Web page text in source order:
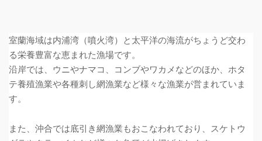
室蘭海域は内浦湾（噴火湾）と太平洋の海流がちょうど交わ
る栄養豊富な恵まれた漁場です。
沿岸では、ウニやナマコ、コンブやワカメなどのほか、ホタ
テ養殖漁業や各種刺し網漁業など様々な漁業が営まれていま
す。
また、沖合では底引き網漁業もおこなわれており、スケトウ